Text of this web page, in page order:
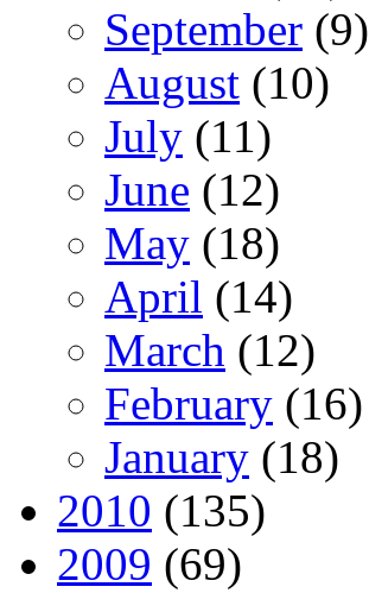
September (9)
August (10)
July (11)
June (12)
May (18)
April (14)
March (12)
February (16)
January (18)
2010 (135)
2009 (69)